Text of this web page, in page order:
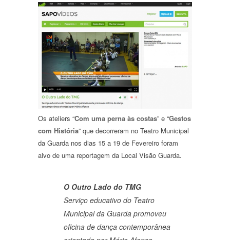
Os ateliers “Com uma perna às costas” e “Gestos
com História” que decorreram no Teatro Municipal
da Guarda nos dias 15 a 19 de Fevereiro foram
alvo de uma reportagem da Local Visão Guarda.
O Outro Lado do TMG
Serviço educativo do Teatro
Municipal da Guarda promoveu
oficina de dança contemporânea